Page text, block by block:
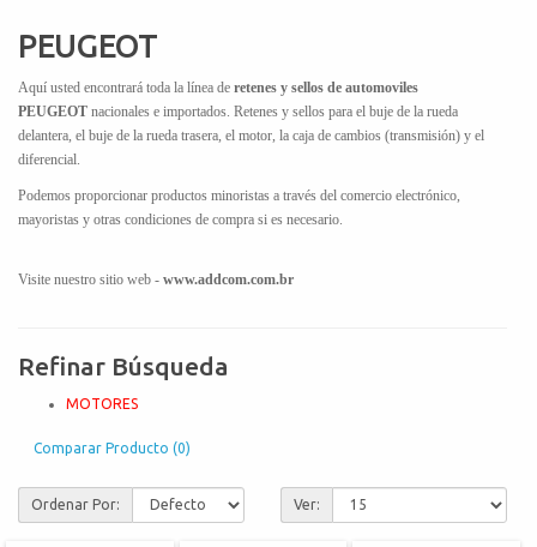
PEUGEOT
Aquí usted encontrará toda la línea de retenes y sellos de automoviles
PEUGEOT nacionales e importados. Retenes y sellos para el buje de la rueda
delantera, el buje de la rueda trasera, el motor, la caja de cambios (transmisión) y el
diferencial.
Podemos proporcionar productos minoristas a través del comercio electrónico,
mayoristas y otras condiciones de compra si es necesario.
Visite nuestro sitio web - www.addcom.com.br
Refinar Búsqueda
MOTORES
Comparar Producto (0)
Ordenar Por: Ver: